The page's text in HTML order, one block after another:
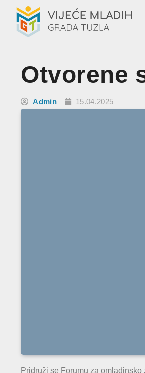
Otvorene
Admin 15.04.2025
Pridruži se Forumu za